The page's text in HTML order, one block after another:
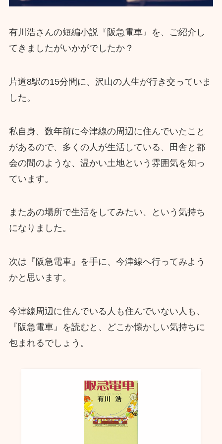
有川浩さんの短編小説『阪急電車』を、ご紹介し
てきましたがいかがでしたか？
片道8駅の15分間に、沢山の人生が行き交っていま
した。
私自身、数年前に今津線の周辺に住んでいたこと
があるので、多くの人が生活している、田舎と都
会の間のような、温かい土地という雰囲気を知っ
ています。
またあの場所で生活をしてみたい、という気持ち
になりました。
次は『阪急電車』を手に、今津線へ行ってみよう
かと思います。
今津線周辺に住んでいる人も住んでいない人も、
『阪急電車』を読むと、どこか懐かしい気持ちに
包まれるでしょう。